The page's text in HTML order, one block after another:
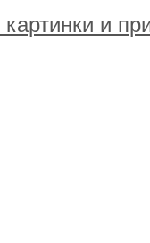
и